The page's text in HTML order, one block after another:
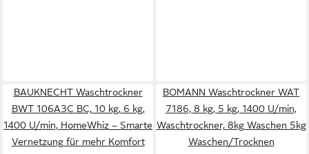
BAUKNECHT Waschtrockner
BWT 106A3C BC, 10 kg, 6 kg,
1400 U/min, HomeWhiz – Smarte
Vernetzung für mehr Komfort
BOMANN Waschtrockner WAT
7186, 8 kg, 5 kg, 1400 U/min,
Waschtrockner, 8kg Waschen 5kg
Waschen/Trocknen